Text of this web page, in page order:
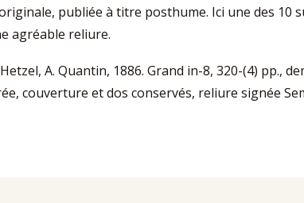
publiée à titre posthume. Ici une des 10
agréable reliure.
Hetzel, A. Quantin, 1886. Grand in-8, 320-(4) pp.,
couverture et dos conservés, reliure signée